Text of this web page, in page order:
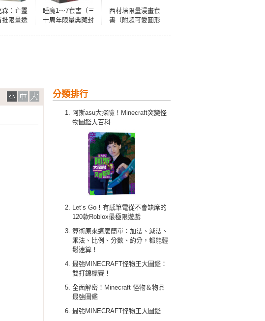
森：亡靈
批限量透
睡魔1～7套書（三
十周年限量典藏封
西村培限量漫畫套
書（附超可愛圓形
分類排行
阿斯asu大探險！Minecraft突變怪
物圖鑑大百科
Let‘s Go！有感筆電從不會缺席的
120款Roblox最極限遊戲
算術原來這麼簡單：加法、減法、
乘法、比例、分數、約分，都能輕
鬆速算！
最強MINECRAFT怪物王大圖鑑：
雙打錦標賽！
全面解密！Minecraft 怪物＆物品
最強圖鑑
最強MINECRAFT怪物王大圖鑑